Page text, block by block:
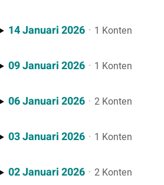
14 Januari 2026 · 1 Konten
09 Januari 2026 · 1 Konten
06 Januari 2026 · 2 Konten
03 Januari 2026 · 1 Konten
02 Januari 2026 · 2 Konten